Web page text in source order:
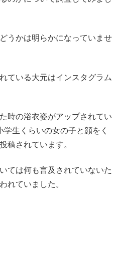
うかは明らかになっていませ
ている大元はインスタグラム
時の浴衣姿がアップされてい
生くらいの女の子と顔をく
稿されています。
ては何も言及されていないた
れていました。